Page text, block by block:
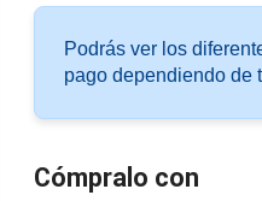
Podrás ver los
pago dependiendo de
Cómpralo con